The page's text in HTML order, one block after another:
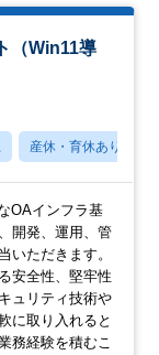
（Win11導
産休・育休あり
OAインフラ基
開発、運用、管
いただきます。
安全性、堅牢性
ュリティ技術や
に取り入れると
務経験を積むこ